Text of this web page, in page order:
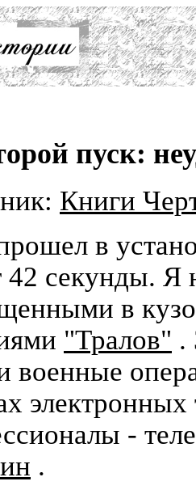
пуск:
Книги
в
42 секунды. Я
в
"Тралов" .
военные
-
.